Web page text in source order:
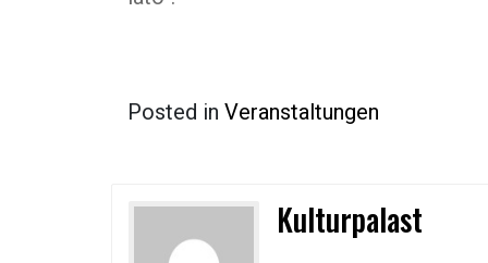
Posted in Veranstaltungen
Kulturpalast